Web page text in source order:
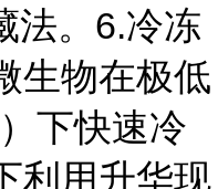
。 6.冷冻
生物在极低
下快速冷
利用升华现